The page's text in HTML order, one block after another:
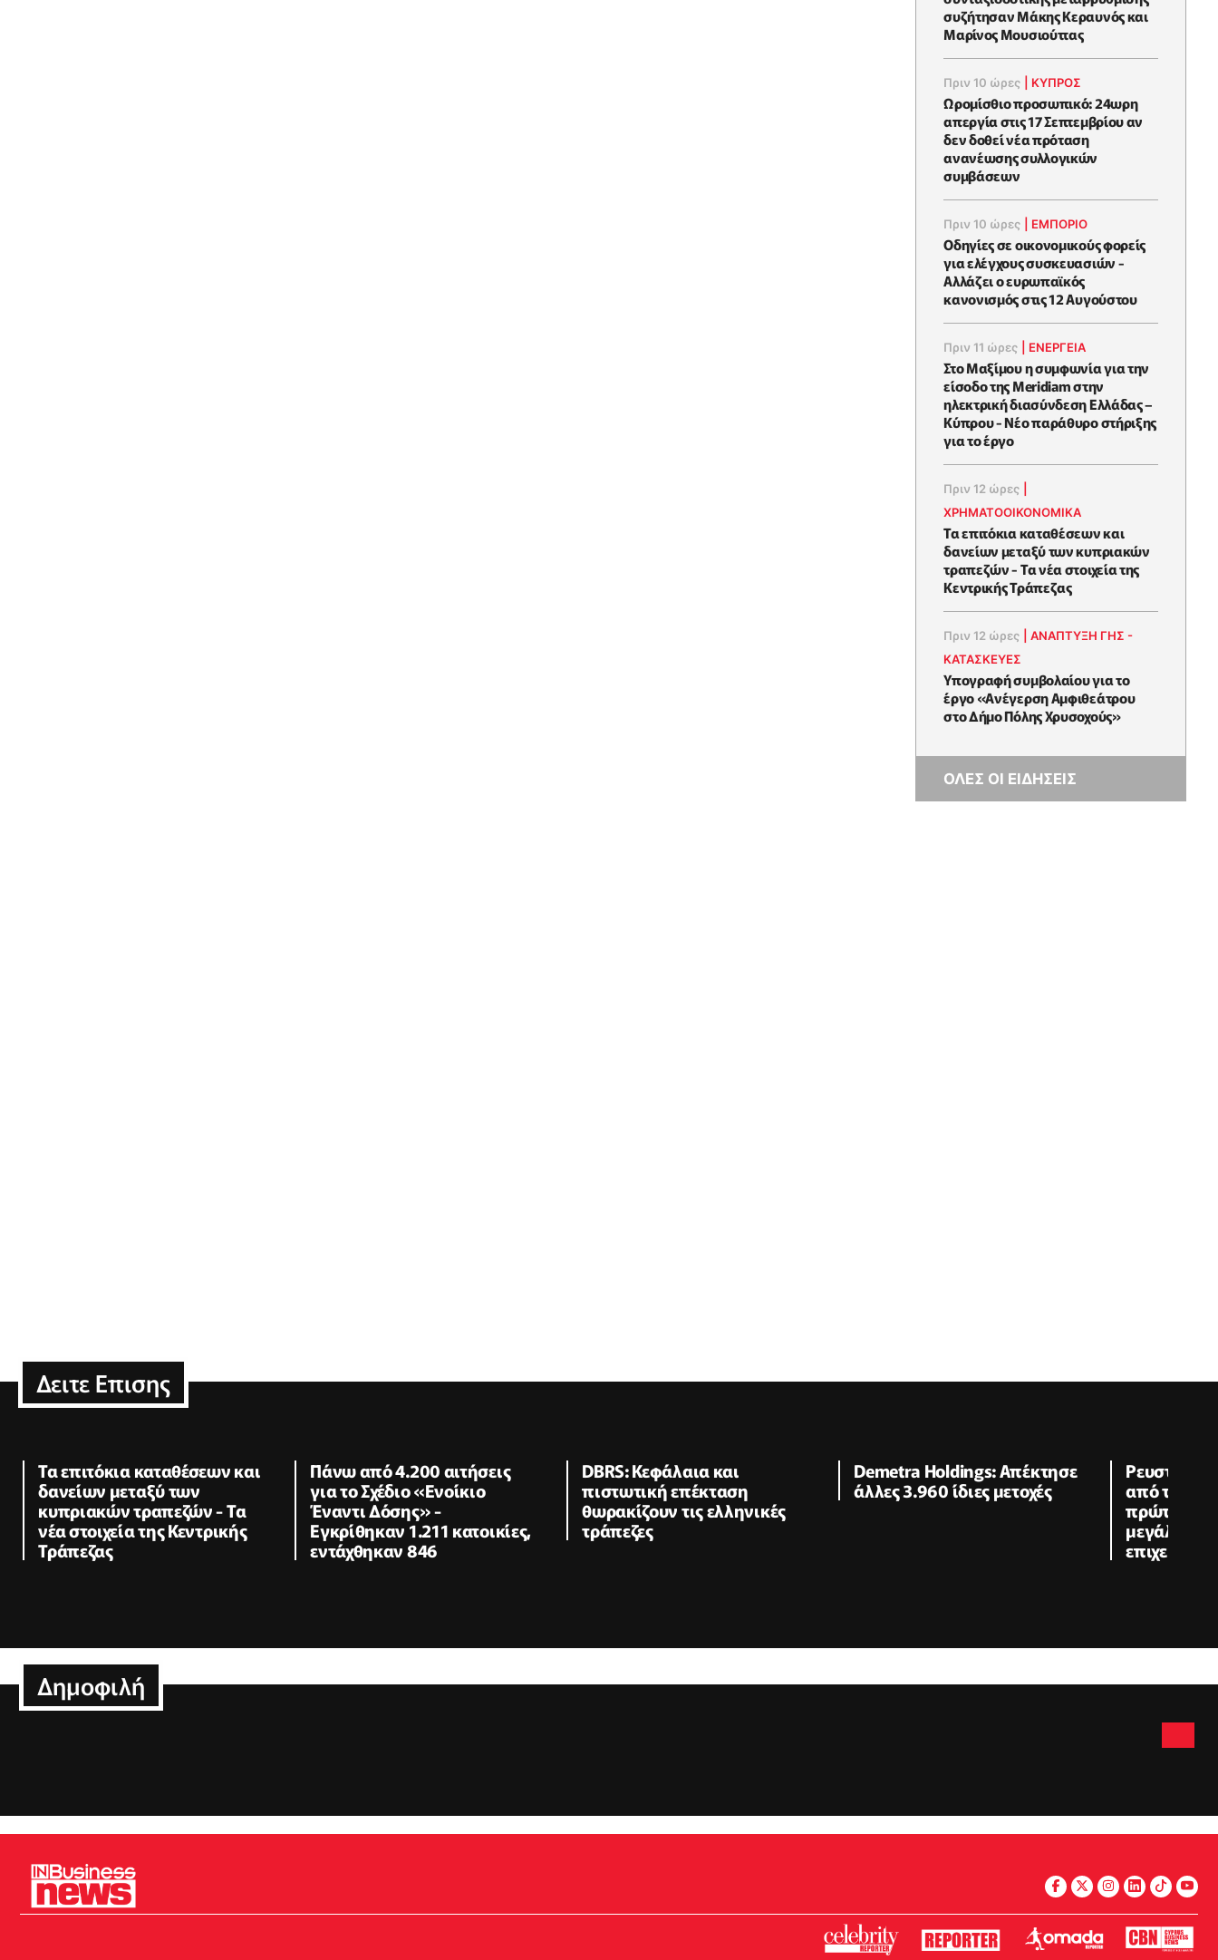
συζήτησαν Μάκης Κεραυνός και
Μαρίνος Μουσιούττας
Πριν 10 ώρες ΚΥΠΡΟΣ
Ωρομίσθιο προσωπικό: 24ωρη
απεργία στις 17 Σεπτεμβρίου αν
δεν δοθεί νέα πρόταση
ανανέωσης συλλογικών
συμβάσεων
Πριν 10 ώρες ΕΜΠΟΡΙΟ
Οδηγίες σε οικονομικούς φορείς
για ελέγχους συσκευασιών -
Αλλάζει ο ευρωπαϊκός
κανονισμός στις 12 Αυγούστου
Πριν 11 ώρες ΕΝΈΡΓΕΙΑ
Στο Μαξίμου η συμφωνία για την
είσοδο της Meridiam στην
ηλεκτρική διασύνδεση Ελλάδας –
Κύπρου - Νέο παράθυρο στήριξης
για το έργο
Πριν 12 ώρες
ΧΡΗΜΑΤΟΟΙΚΟΝΟΜΙΚΆ
Τα επιτόκια καταθέσεων και
δανείων μεταξύ των κυπριακών
τραπεζών - Τα νέα στοιχεία της
Κεντρικής Τράπεζας
Πριν 12 ώρες |ΑΝΑΠΤΥΞΗ ΓΗΣ -
ΚΑΤΑΣΚΕΥΕΣ
Υπογραφή συμβολαίου για το
έργο «Ανέγερση Αμφιθεάτρου
στο Δήμο Πόλης Χρυσοχούς»
ΟΛΕΣ ΟΙ ΕΙΔΗΣΕΙΣ
Δειτε Επισης
Τα επιτόκια καταθέσεων και
δανείων μεταξύ των
κυπριακών τραπεζών - Τα
νέα στοιχεία της Κεντρικής
Τράπεζας
Πάνω από 4.200 αιτήσεις
για το Σχέδιο «Ενοίκιο
Έναντι Δόσης» -
Εγκρίθηκαν 1.211 κατοικίες,
εντάχθηκαν 846
DBRS: Κεφάλαια και
πιστωτική επέκταση
θωρακίζουν τις ελληνικές
τράπεζες
Demetra Holdings: Απέκτησε
άλλες 3.960 ίδιες μετοχές
Ρευστό
από την
πρώτο
μεγάλες
Δημοφιλή